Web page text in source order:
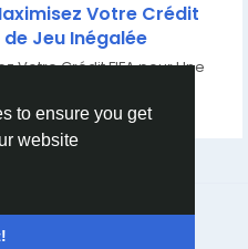
to ensure you get
website
Votre Crédit
de Jeu Inégalée
Votre Crédit FIFA pour Une
0 615
Us